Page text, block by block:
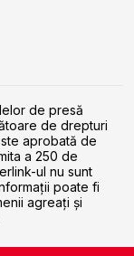
de presă
de drepturi
aprobată de
a 250 de
ul nu sunt
poate fi
agreaţi şi